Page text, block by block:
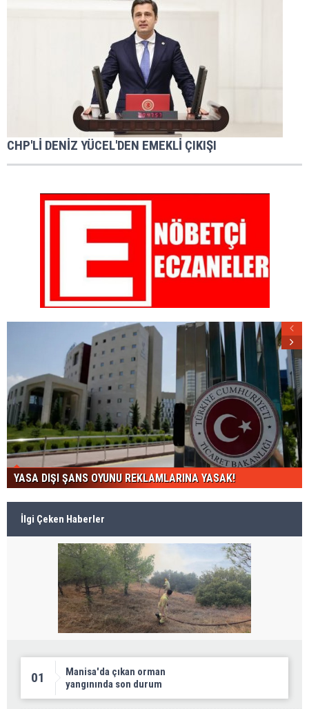
CHP'Lİ DENİZ YÜCEL'DEN EMEKLİ ÇIKIŞI
YASA DIŞI ŞANS OYUNU REKLAMLARINA YASAK!
İlgi Çeken Haberler
01
Manisa'da çıkan orman
yangınında son durum